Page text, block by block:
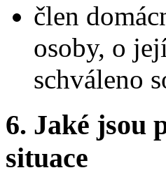
člen
osoby, o
schváleno
6. Jaké jsou
situace